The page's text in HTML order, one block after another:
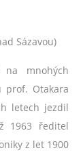
Sázavou)
mnohých
prof. Otakara
letech jezdil
1963 ředitel
z let 1900